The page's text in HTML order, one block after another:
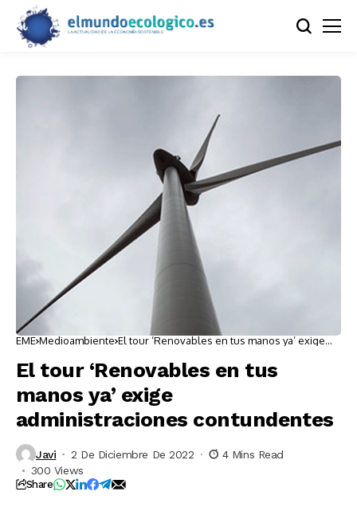
EME Medioambiente El tour ‘Renovables en tus manos ya’ exige
El tour ‘Renovables en tus
manos ya’ exige
administraciones contundentes
Javi 2 De Diciembre De 2022
4 Mins Read
300 Views
Share